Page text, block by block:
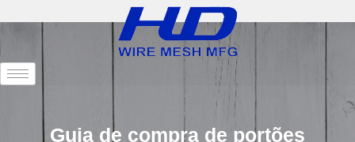
Guia de compra de portões